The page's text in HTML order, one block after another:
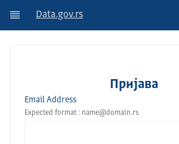
Data.gov.rs
Пријава
Email Address
Expected format : name@domain.rs